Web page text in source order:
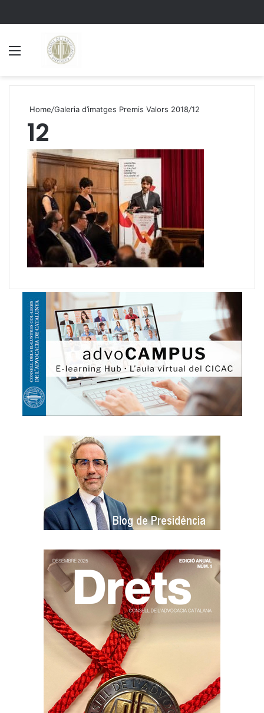
Home/Galeria d’imatges Premis Valors 2018/12
12